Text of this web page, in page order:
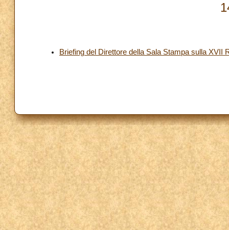
Briefing del Direttore della Sala Stampa sulla XVII